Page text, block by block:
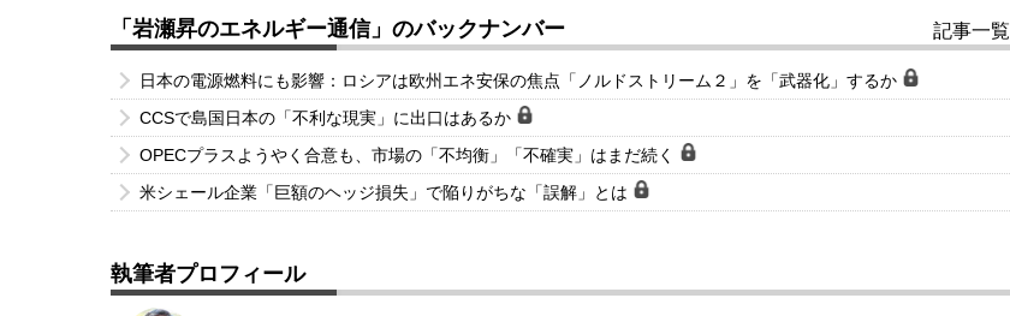
「岩瀬昇のエネルギー通信」のバックナンバー 記事一覧
日本の電源燃料にも影響：ロシアは欧州エネ安保の焦点「ノルドストリーム２」を「武器化」するか
CCSで島国日本の「不利な現実」に出口はあるか
OPECプラスようやく合意も、市場の「不均衡」「不確実」はまだ続く
米シェール企業「巨額のヘッジ損失」で陥りがちな「誤解」とは
執筆者プロフィール